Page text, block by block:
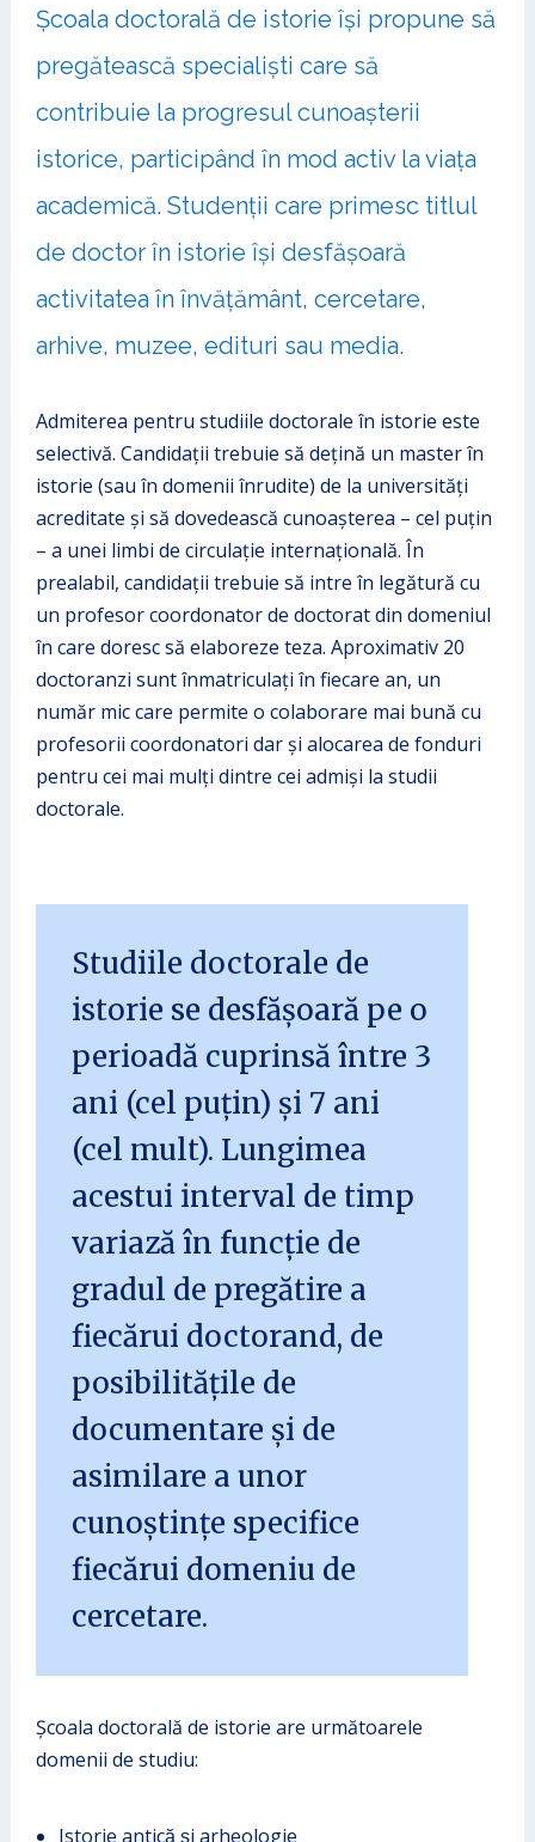
Școala doctorală de istorie își propune să
pregătească specialiști care să
contribuie la progresul cunoașterii
istorice, participând în mod activ la viața
academică. Studenții care primesc titlul
de doctor în istorie își desfășoară
activitatea în învățământ, cercetare,
arhive, muzee, edituri sau media.
Admiterea pentru studiile doctorale în istorie este
selectivă. Candidații trebuie să dețină un master în
istorie (sau în domenii înrudite) de la universități
acreditate și să dovedească cunoașterea – cel puțin
– a unei limbi de circulație internațională. În
prealabil, candidații trebuie să intre în legătură cu
un profesor coordonator de doctorat din domeniul
în care doresc să elaboreze teza. Aproximativ 20
doctoranzi sunt înmatriculați în fiecare an, un
număr mic care permite o colaborare mai bună cu
profesorii coordonatori dar și alocarea de fonduri
pentru cei mai mulți dintre cei admiși la studii
doctorale.
Studiile doctorale de
istorie se desfășoară pe o
perioadă cuprinsă între 3
ani (cel puțin) și 7 ani
(cel mult). Lungimea
acestui interval de timp
variază în funcție de
gradul de pregătire a
fiecărui doctorand, de
posibilitățile de
documentare și de
asimilare a unor
cunoștințe specifice
fiecărui domeniu de
cercetare.
Școala doctorală de istorie are următoarele
domenii de studiu:
Istorie antică şi arheologie